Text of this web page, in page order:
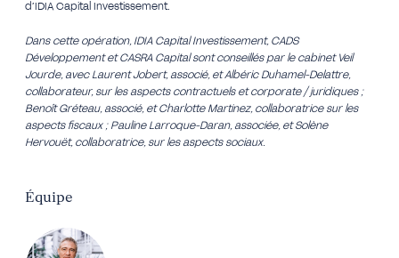
d’IDIA Capital Investissement.
Dans cette opération, IDIA Capital Investissement, CADS
Développement et CASRA Capital sont conseillés par le cabinet Veil
Jourde, avec Laurent Jobert, associé, et Albéric Duhamel-Delattre,
collaborateur, sur les aspects contractuels et corporate / juridiques ;
Benoît Gréteau, associé, et Charlotte Martinez, collaboratrice sur les
aspects fiscaux ; Pauline Larroque-Daran, associée, et Solène
Hervouët, collaboratrice, sur les aspects sociaux.
Équipe